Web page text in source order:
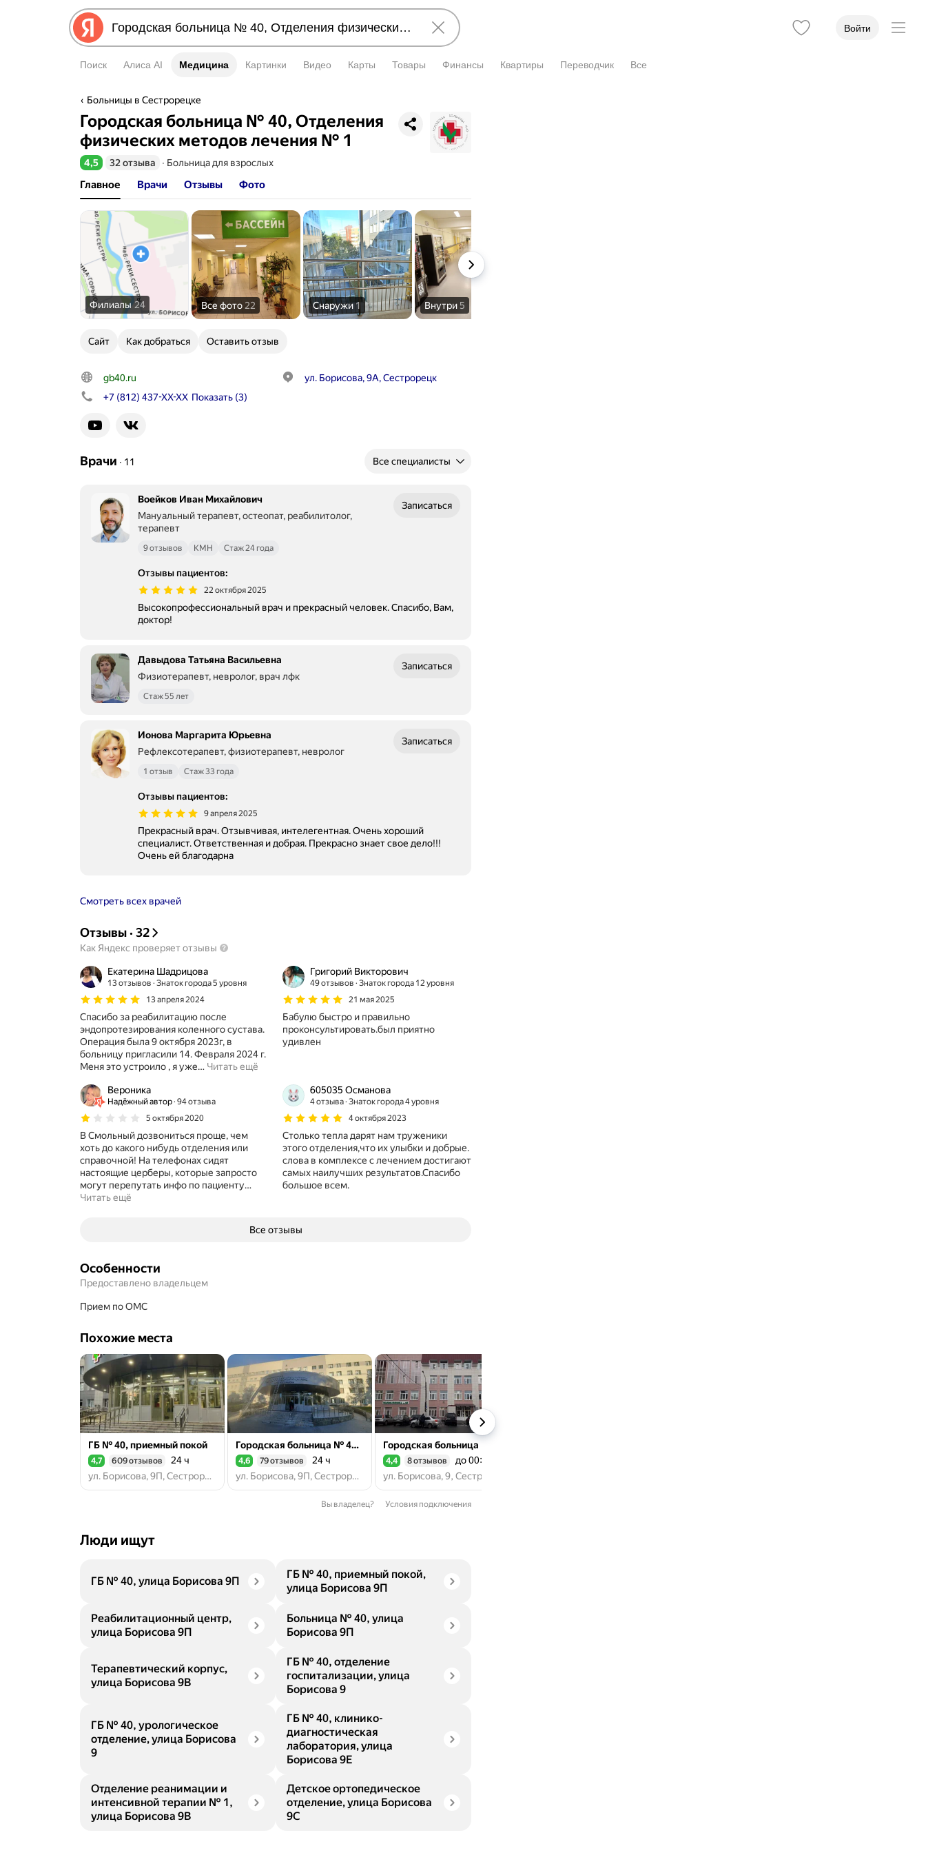
Войти
Поиск Алиса AI Медицина
Медицина Картинки Видео Карты Товары Финансы Квартиры Переводчик Все
Больницы в Сестрорецке
Городская больница № 40, Отделения
физических методов лечения № 1
Рейтинг 4,5 из 5
4,5 32 отзыва ∙ Больница для взрослых
Главное Врачи Отзывы Фото
Филиалы 24 Все фото 22 Снаружи1 Внутри5
Сайт Как добраться Оставить отзыв
gb40.ru
+7 (812) 437-XX-XX Показать (3)
ул. Борисова, 9А, Сестрорецк
Врачи ∙ 11 Все специалисты
Воейков Иван Михайлович
Мануальный терапевт, остеопат, реабилитолог,
терапевт
9 отзывов КМН Стаж 24 года
Записаться
Отзывы пациентов:
22 октября 2025
Высокопрофессиональный врач и прекрасный человек. Спасибо, Вам,
доктор!
Давыдова Татьяна Васильевна
Физиотерапевт, невролог, врач лфк
Стаж 55 лет
Записаться
Ионова Маргарита Юрьевна
Рефлексотерапевт, физиотерапевт, невролог
1 отзыв Стаж 33 года
Записаться
Отзывы пациентов:
9 апреля 2025
Прекрасный врач. Отзывчивая, интелегентная. Очень хороший
специалист. Ответственная и добрая. Прекрасно знает свое дело!!!
Очень ей благодарна
Смотреть всех врачей
Отзывы· 32
Как Яндекс проверяет отзывы
Екатерина Шадрицова
13 отзывов Знаток города 5 уровня
13 апреля 2024
Спасибо за реабилитацию после
эндопротезирования коленного сустава.
Операция была 9 октября 2023г, в
больницу пригласили 14. Февраля 2024 г.
Меня это устроило , я уже… Читать ещё
Григорий Викторович
49 отзывов Знаток города 12 уровня
21 мая 2025
Бабулю быстро и правильно
проконсультировать.был приятно
удивлен
Вероника
Надёжный автор 94 отзыва
5 октября 2020
В Смольный дозвониться проще, чем
хоть до какого нибудь отделения или
справочной! На телефонах сидят
настоящие церберы, которые запросто
могут перепутать инфо по пациенту…
Читать ещё
605035 Османова
4 отзыва Знаток города 4 уровня
4 октября 2023
Столько тепла дарят нам труженики
этого отделения,что их улыбки и добрые.
слова в комплексе с лечением достигают
самых наилучших результатов.Спасибо
большое всем.
Все отзывы
Особенности
Предоставлено владельцем
прием по ОМС
Похожие места
ГБ № 40, приемный покой
Рейтинг 4,7 из 5
4,7 609 отзывов
24 ч
ул. Борисова, 9П, Сестрорецк
Городская больница № 40, отделение Реанимации № 2
Рейтинг 4,6 из 5
4,6 79 отзывов
24 ч
ул. Борисова, 9П, Сестрорецк
Рейтинг 4,4 из 5
4,4 8 отзывов
до 00:00
ул. Борисова, 9, Сестрорецк
Вы владелец? Условия подключения
Люди ищут
ГБ № 40, улица Борисова 9П
ГБ № 40, приемный покой,
улица Борисова 9П
Реабилитационный центр,
улица Борисова 9П
Больница № 40, улица
Борисова 9П
Терапевтический корпус,
улица Борисова 9В
ГБ № 40, отделение
госпитализации, улица
Борисова 9
ГБ № 40, урологическое
отделение, улица Борисова
9
ГБ № 40, клинико-
диагностическая
лаборатория, улица
Борисова 9Е
Отделение реанимации и
интенсивной терапии № 1,
улица Борисова 9В
Детское ортопедическое
отделение, улица Борисова
9С